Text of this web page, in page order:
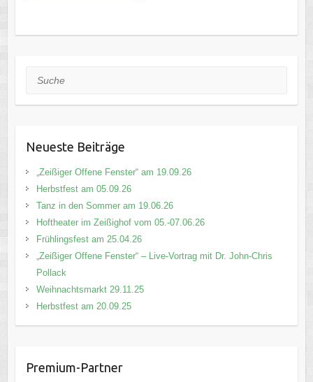
Suche
Neueste Beiträge
„Zeißiger Offene Fenster“ am 19.09.26
Herbstfest am 05.09.26
Tanz in den Sommer am 19.06.26
Hoftheater im Zeißighof vom 05.-07.06.26
Frühlingsfest am 25.04.26
„Zeißiger Offene Fenster“ – Live-Vortrag mit Dr. John-Chris
Pollack
Weihnachtsmarkt 29.11.25
Herbstfest am 20.09.25
Premium-Partner